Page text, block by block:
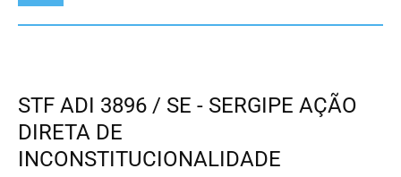
STF ADI 3896 / SE - SERGIPE AÇÃO
DIRETA DE
INCONSTITUCIONALIDADE